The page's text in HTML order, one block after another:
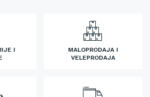
I
MALOPRODAJA I
VELEPRODAJA